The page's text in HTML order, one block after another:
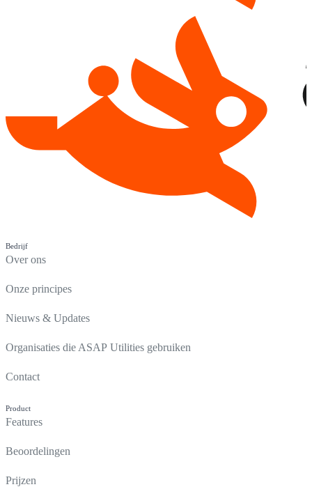
Bedrijf
Over ons
Onze principes
Nieuws & Updates
Organisaties die ASAP Utilities gebruiken
Contact
Product
Features
Beoordelingen
Prijzen